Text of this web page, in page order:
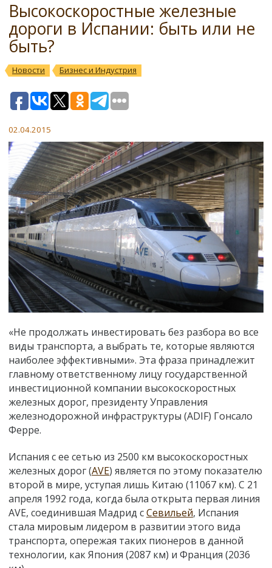
Высокоскоростные железные
дороги в Испании: быть или не
быть?
Новости Бизнес и Индустрия
02.04.2015
«Не продолжать инвестировать без разбора во все
виды транспорта, а выбрать те, которые являются
наиболее эффективными». Эта фраза принадлежит
главному ответственному лицу государственной
инвестиционной компании высокоскоростных
железных дорог, президенту Управления
железнодорожной инфраструктуры (ADIF) Гонсало
Ферре.
Испания с ее сетью из 2500 км высокоскоростных
железных дорог (AVE) является по этому показателю
второй в мире, уступая лишь Китаю (11067 км). С 21
апреля 1992 года, когда была открыта первая линия
AVE, соединившая Мадрид сСевильей, Испания
стала мировым лидером в развитии этого вида
транспорта, опережая таких пионеров в данной
технологии, как Япония (2087 км) и Франция (2036